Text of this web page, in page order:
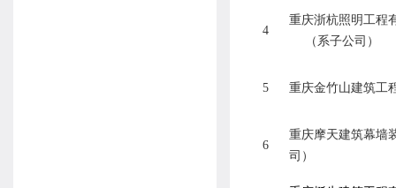
4
重庆浙杭照明工程
（系子公司）
5 重庆金竹山建筑工
6
重庆摩天建筑幕墙
司）